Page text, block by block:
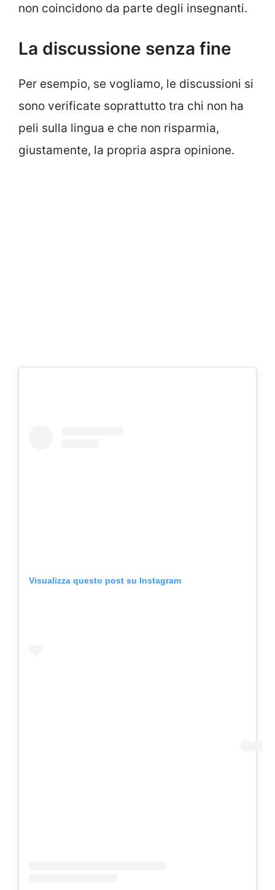
non coincidono da parte degli insegnanti.
La discussione senza fine
Per esempio, se vogliamo, le discussioni si
sono verificate soprattutto tra chi non ha
peli sulla lingua e che non risparmia,
giustamente, la propria aspra opinione.
Visualizza questo post su Instagram